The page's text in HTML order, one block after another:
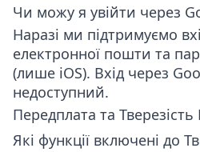
Чи можу я увійти через
Наразі ми підтримуємо
електронної пошти та
(лише iOS). Вхід через
недоступний.
Передплата та
Які функції включені до